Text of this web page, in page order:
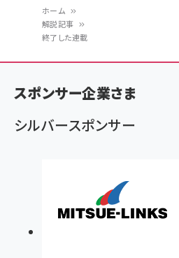
ン
く
ず
ホーム
解説記事
終了した連載
スポンサー企業さま
シルバースポンサー